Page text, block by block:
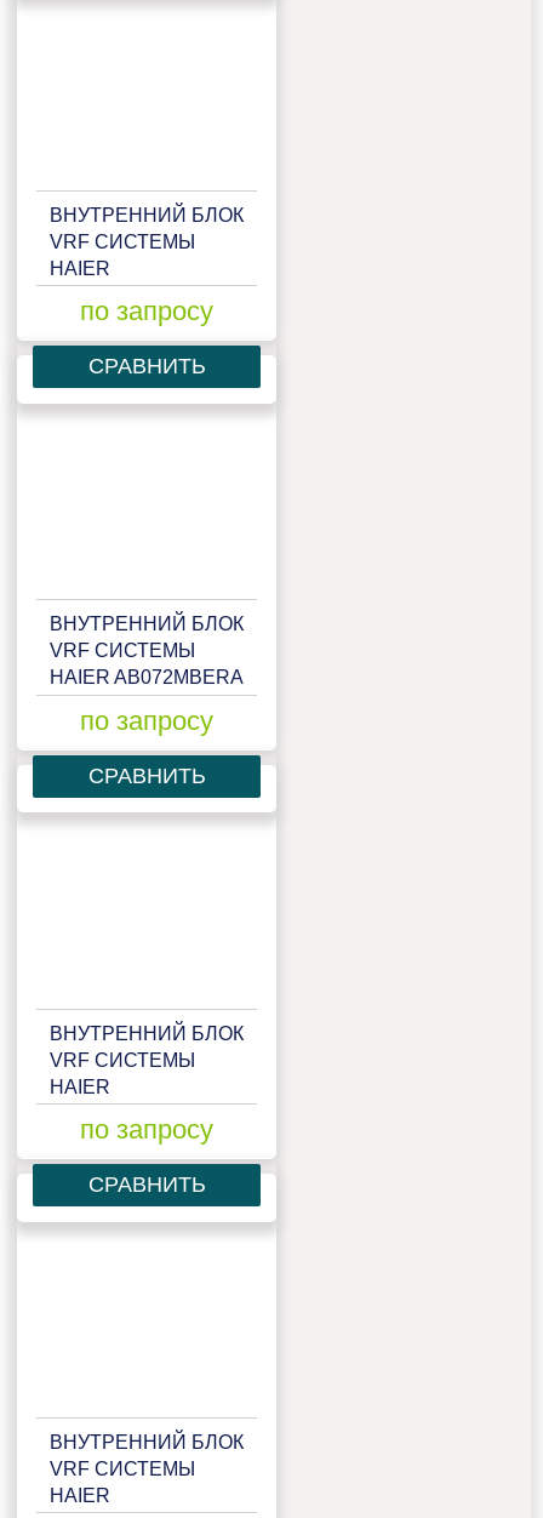
ВНУТРЕННИЙ БЛОК
VRF СИСТЕМЫ
HAIER
по запросу
СРАВНИТЬ
ВНУТРЕННИЙ БЛОК
VRF СИСТЕМЫ
HAIER AB072MBERA
по запросу
СРАВНИТЬ
ВНУТРЕННИЙ БЛОК
VRF СИСТЕМЫ
HAIER
по запросу
СРАВНИТЬ
ВНУТРЕННИЙ БЛОК
VRF СИСТЕМЫ
HAIER